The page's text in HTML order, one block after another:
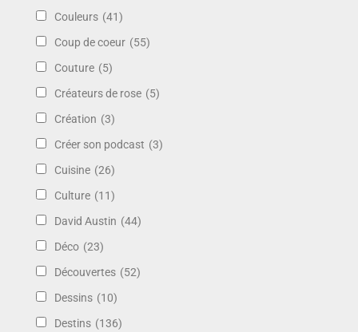
Couleurs (41)
Coup de coeur (55)
Couture (5)
Créateurs de rose (5)
Création (3)
Créer son podcast (3)
Cuisine (26)
Culture (11)
David Austin (44)
Déco (23)
Découvertes (52)
Dessins (10)
Destins (136)